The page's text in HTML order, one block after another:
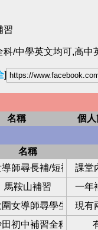
習
/中學英文均可,高中
]
名稱 個人
名稱
導師尋長補/短補學生
課堂
馬鞍山補習 一年
圍女導師尋學生 現有
初中補習全科